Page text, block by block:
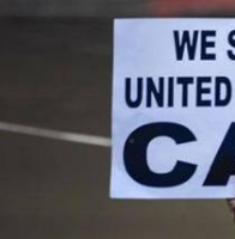
दिल्ली:
मंडी हाउस से
लगाई गई
लेखन मुकुल तोमर Dec 24, 2019